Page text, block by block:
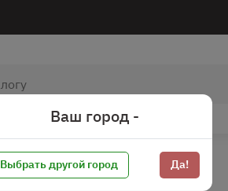
Конфеты в коробках
Ваш город -
Выбрать другой город Да!